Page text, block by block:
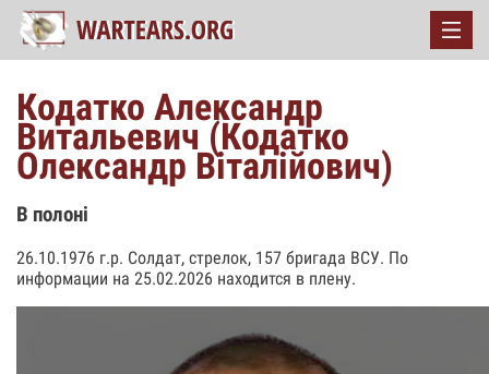
Кодатко Александр
Витальевич (Кодатко
Олександр Віталійович)
В полоні
26.10.1976 г.р. Солдат, стрелок, 157 бригада ВСУ. По
информации на 25.02.2026 находится в плену.